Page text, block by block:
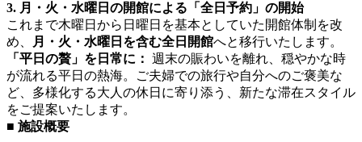
3. 月・火・水曜日の開館による「全日予約」の開始
これまで木曜日から日曜日を基本としていた開館体制を改
め、
月・火・水曜日を含む全日開館へと移行いたします。
「平日の贅」を日常に： 週末の賑わいを離れ、穏やかな時
が流れる平日の熱海。ご夫婦での旅行や自分へのご褒美な
ど、多様化する大人の休日に寄り添う、新たな滞在スタイル
をご提案いたします。
■ 施設概要